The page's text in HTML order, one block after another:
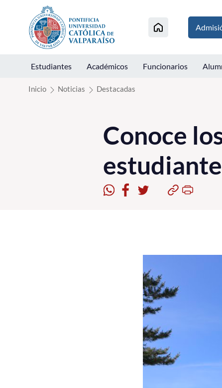
Click acá para ir directamente al contenido
Estudiantes Académicos Funcionarios
Inicio Noticias Destacadas
Conoce